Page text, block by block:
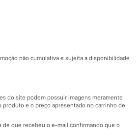
de ética
não cumulativa e sujeita a disponibilidade
do site podem possuir imagens meramente
e o preço apresentado no carrinho de
de que recebeu o e-mail confirmando que o